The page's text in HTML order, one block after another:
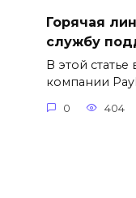
Горячая
службу
В этой
компании
0 404